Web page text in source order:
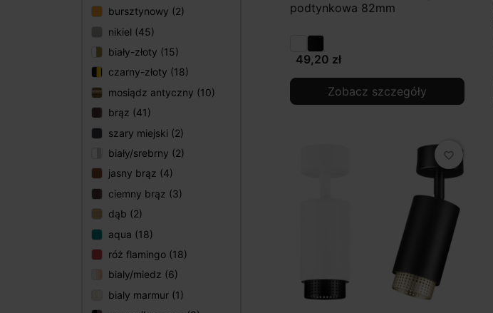
bursztynowy (2)
nikiel (45)
biały-złoty (15)
czarny-złoty (18)
mosiądz antyczny (10)
brąz (41)
szary miejski (2)
biały/srebrny (2)
jasny brąz (4)
ciemny brąz (3)
dąb (2)
aqua (18)
róż flamingo (18)
bialy/miedz (6)
bialy marmur (1)
podtynkowa 82mm
49,20 zł
Zobacz szczegóły
favorite_border